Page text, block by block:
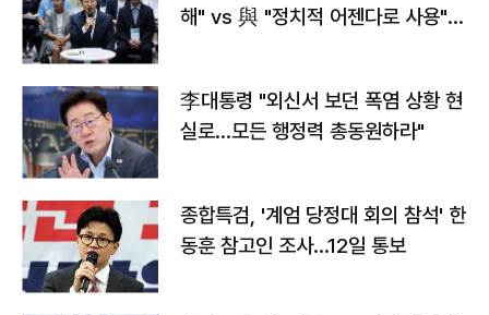
해" vs 與 "정치적 어젠다로 사용"
李대통령 "외신서 보던 폭염 상황 현
실로…모든 행정력 총동원하라"
종합특검, '계엄 당정대 회의 참석' 한
동훈 참고인 조사...12일 통보